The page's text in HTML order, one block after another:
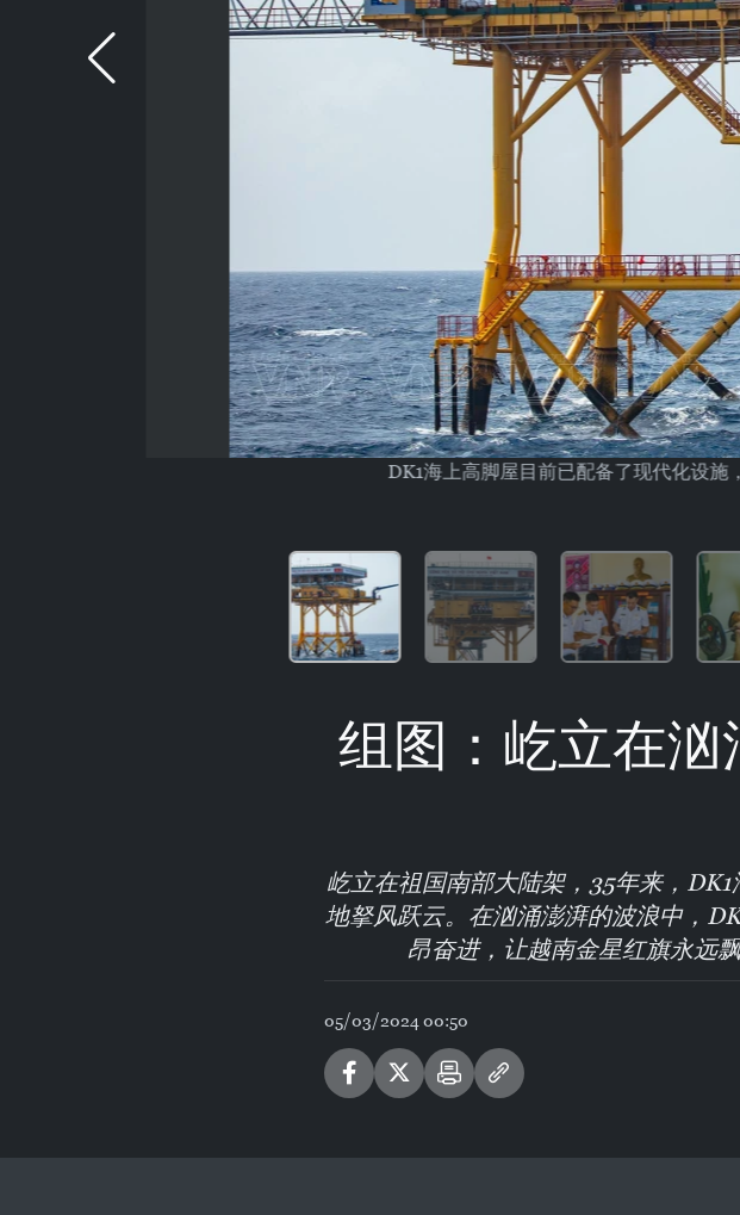
DK1海上高脚屋目前已配备了现代化设
组图：屹立在
屹立在祖国南部大陆架，35年来，
地拏风跃云。在汹涌澎湃的波浪中，
昂奋进，让越南金星红旗永远
05/03/2024 00:50